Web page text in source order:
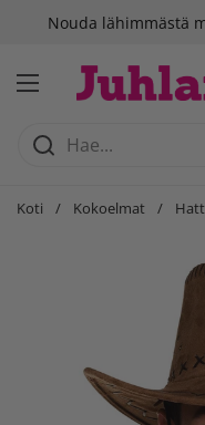
Siirry sisältöön
Nouda lähimmästä
Avaa valikko
Koti / Kokoelmat /